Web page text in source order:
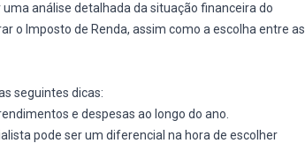
análise detalhada da situação financeira do
o Imposto de Renda, assim como a escolha entre as
seguintes dicas:
e despesas ao longo do ano.
pode ser um diferencial na hora de escolher